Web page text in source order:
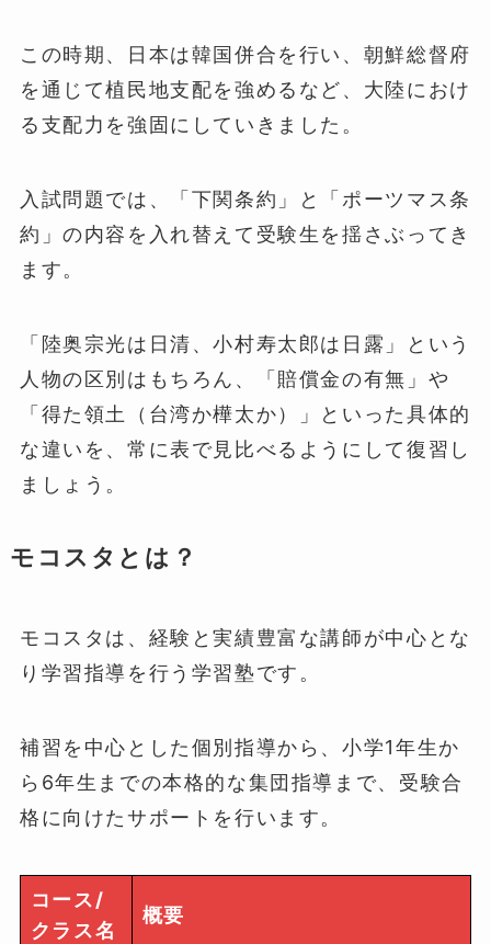
この時期、日本は韓国併合を行い、朝鮮総督府
を通じて植民地支配を強めるなど、大陸におけ
る支配力を強固にしていきました。
入試問題では、「下関条約」と「ポーツマス条
約」の内容を入れ替えて受験生を揺さぶってき
ます。
「陸奥宗光は日清、小村寿太郎は日露」という
人物の区別はもちろん、「賠償金の有無」や
「得た領土（台湾か樺太か）」といった具体的
な違いを、常に表で見比べるようにして復習し
ましょう。
モコスタとは？
モコスタは、経験と実績豊富な講師が中心とな
り学習指導を行う学習塾です。
補習を中心とした個別指導から、小学1年生か
ら6年生までの本格的な集団指導まで、受験合
格に向けたサポートを行います。
コース/
クラス名
概要